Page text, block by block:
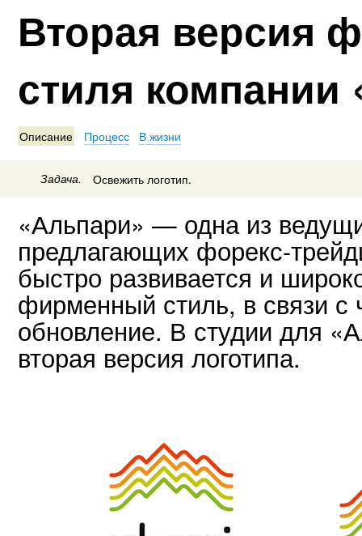
Вторая версия
стиля компании
Описание Процесс В жизни
Задача. Освежить логотип.
«Альпари» — одна из
предлагающих форекс-
быстро развивается и
фирменный стиль, в связи с
обновление. В студии для
вторая версия логотипа.